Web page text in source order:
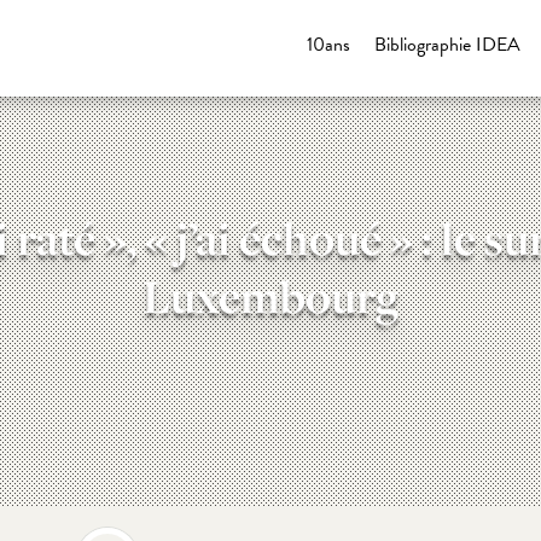
Bibliographie IDEA
10ans
raté », « j’ai échoué » : le
Luxembourg